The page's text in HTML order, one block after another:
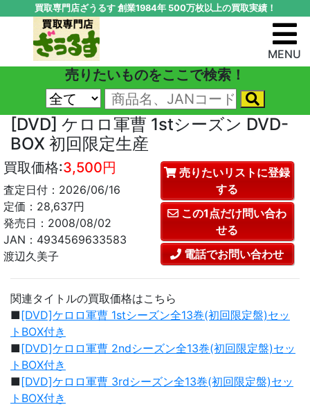
買取専門店ざうるす 創業1984年 500万枚以上の買取実績！
MENU
売りたいものをここで検索！
[DVD] ケロロ軍曹 1stシーズン DVD-
BOX 初回限定生産
買取価格:3,500円
査定日付：2026/06/16
定価：28,637円
発売日：2008/08/02
JAN：4934569633583
渡辺久美子
売りたいリストに登録
する
この1点だけ問い合わ
せる
電話でお問い合わせ
関連タイトルの買取価格はこちら
■[DVD]ケロロ軍曹 1stシーズン全13巻(初回限定盤)セッ
トBOX付き
■[DVD]ケロロ軍曹 2ndシーズン全13巻(初回限定盤)セッ
トBOX付き
■[DVD]ケロロ軍曹 3rdシーズン全13巻(初回限定盤)セッ
トBOX付き